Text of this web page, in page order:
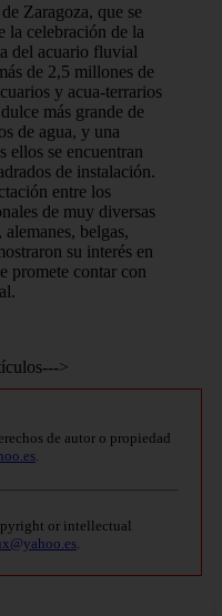
Zaragoza, que se
la celebración de la
del acuario fluvial
de 2,5 millones de
y acua-terrarios
más grande de
de agua, y una
ellos se encuentran
de instalación.
entre los
de muy diversas
belgas,
su interés en
promete contar con
>
de autor o propiedad
or intellectual